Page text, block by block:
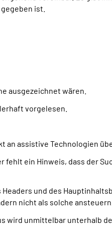
ist.
ausgezeichnet wären.
vorgelesen.
an assistive Technologien
fehlt ein Hinweis, dass der
und des
nicht als solche ansteuern.
wird unmittelbar unterhalb